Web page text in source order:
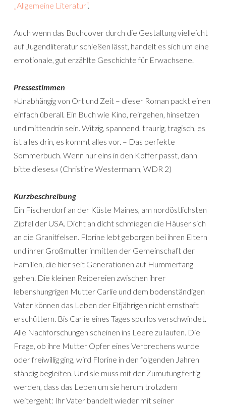
„Allgemeine Literatur“.
Auch wenn das Buchcover durch die Gestaltung vielleicht
auf Jugendliteratur schießen lässt, handelt es sich um eine
emotionale, gut erzählte Geschichte für Erwachsene.
Pressestimmen
»Unabhängig von Ort und Zeit – dieser Roman packt einen
einfach überall. Ein Buch wie Kino, reingehen, hinsetzen
und mittendrin sein. Witzig, spannend, traurig, tragisch, es
ist alles drin, es kommt alles vor. – Das perfekte
Sommerbuch. Wenn nur eins in den Koffer passt, dann
bitte dieses.« (Christine Westermann, WDR 2)
Kurzbeschreibung
Ein Fischerdorf an der Küste Maines, am nordöstlichsten
Zipfel der USA. Dicht an dicht schmiegen die Häuser sich
an die Granitfelsen. Florine lebt geborgen bei ihren Eltern
und ihrer Großmutter inmitten der Gemeinschaft der
Familien, die hier seit Generationen auf Hummerfang
gehen. Die kleinen Reibereien zwischen ihrer
lebenshungrigen Mutter Carlie und dem bodenständigen
Vater können das Leben der Elfjährigen nicht ernsthaft
erschüttern. Bis Carlie eines Tages spurlos verschwindet.
Alle Nachforschungen scheinen ins Leere zu laufen. Die
Frage, ob ihre Mutter Opfer eines Verbrechens wurde
oder freiwillig ging, wird Florine in den folgenden Jahren
ständig begleiten. Und sie muss mit der Zumutung fertig
werden, dass das Leben um sie herum trotzdem
weitergeht: Ihr Vater bandelt wieder mit seiner